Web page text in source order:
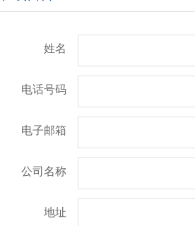
姓名
电话号码
电子邮箱
公司名称
地址